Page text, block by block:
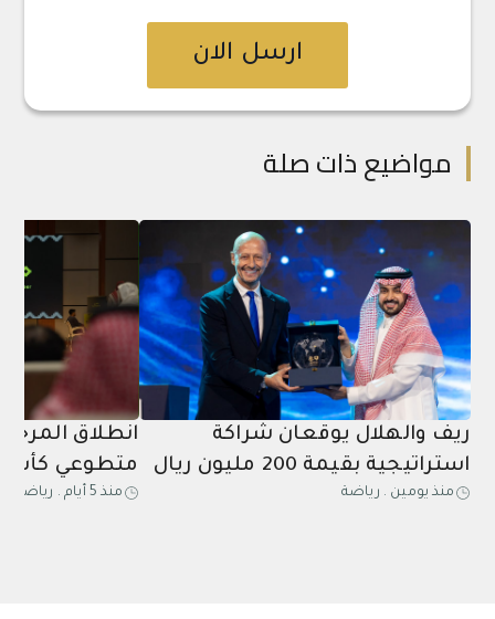
ارسل الان
مواضيع ذات صلة
ريف والهلال يوقعان شراكة
استراتيجية بقيمة 200 مليون ريال
حتى عام 2031
منذ يومين . رياضة
انطلاق
متطوعي كأس
2027 في الخبر
منذ 5 أيام . رياضة